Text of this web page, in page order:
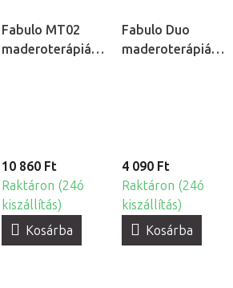
Fabulo MT02
maderoterápiás
10 860 Ft
Raktáron (24ó
kiszállítás)
Kosárba
Fabulo Duo
maderoterápiás
4 090 Ft
Raktáron (24ó
kiszállítás)
Kosárba